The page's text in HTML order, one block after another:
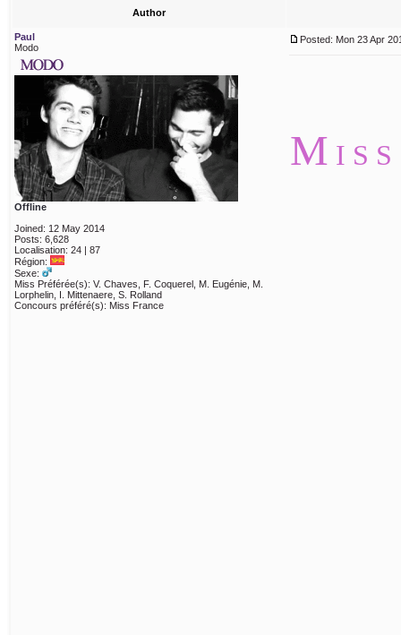
Author
Paul
Modo
Offline
Joined: 12 May 2014
Posts: 6,628
Localisation: 24 | 87
Région:
Sexe:
Miss Préférée(s): V. Chaves, F. Coquerel, M. Eugénie, M.
Lorphelin, I. Mittenaere, S. Rolland
Concours préféré(s): Miss France
Posted: Mon 23 Apr
M I S